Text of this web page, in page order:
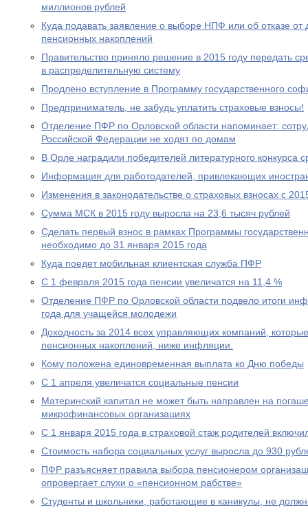
миллионов рублей
Куда подавать заявление о выборе НПФ или об отказе
пенсионных накоплений
Правительство приняло решение в 2015 году передать
в распределительную систему
Продлено вступление в Программу государственного
Предприниматель, не забудь уплатить страховые взносы!
Отделение ПФР по Орловской области напоминает:
Российской Федерации не ходят по домам
В Орле наградили победителей литературного конкурса
Информация для работодателей, привлекающих
Изменения в законодательстве о страховых взносах с
Сумма МСК в 2015 году выросла на 23,6 тысяч рублей
Сделать первый взнос в рамках Программы
необходимо до 31 января 2015 года
Куда поедет мобильная клиентская служба ПФР
С 1 февраля 2015 года пенсии увеличатся на 11,4 %
Отделение ПФР по Орловской области подвело итоги
года для учащейся молодежи
Доходность за 2014 всех управляющих компаний,
пенсионных накоплений, ниже инфляции.
Кому положена единовременная выплата ко Дню победы
С 1 апреля увеличатся социальные пенсии
Материнский капитал не может быть направлен на
микрофинансовых организациях
С 1 января 2015 года в страховой стаж родителей
Стоимость набора социальных услуг выросла до 930
ПФР разъясняет правила выбора пенсионером
опровергает слухи о «пенсионном рабстве»
Студенты и школьники, работающие в каникулы, не